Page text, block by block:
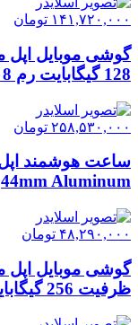
۱۴۱,۷۲۰,۰۰۰ تومان
128 گیگابایت رم 8 گیگابایت ...
۲۵۸,۵۳۰,۰۰۰ تومان
44mm Aluminum
۴۸,۲۹۰,۰۰۰ تومان
ظرفیت 256 گیگابایت و رم ...